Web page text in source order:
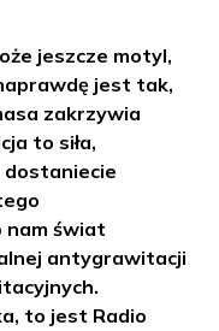
jeszcze motyl,
jest tak,
zakrzywia
to siła,
dostaniecie
nam świat
antygrawitacji
to jest Radio